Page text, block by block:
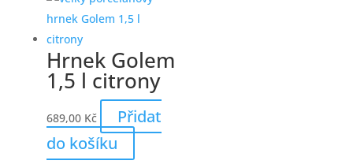
Hrnek Golem
1,5 l citrony
689,00 Kč
Přidat
do košíku